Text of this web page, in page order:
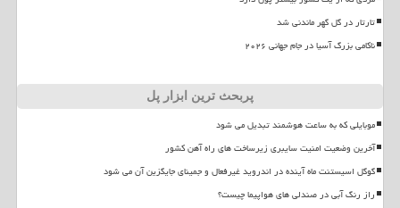
تارتار در گل گهر ماندنی شد
ناکامی بزرگ آسیا در جام جهانی ۲۰۲۶
پربحث ترین ابزار پل
موبایلی که به ساعت هوشمند تبدیل می شود
آخرین وضعیت امنیت سایبری زیرساخت های راه آهن کشور
گوگل اسیستنت ماه آینده در اندروید غیرفعال و جمینای جایگزین آن می شود
راز رنگ آبی در صندلی های هواپیما چیست؟